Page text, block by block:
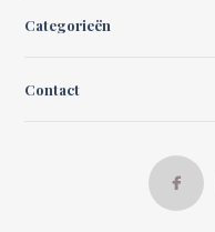
Categorieën
Contact